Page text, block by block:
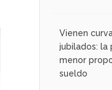
Vienen
jubilados: la
menor
sueldo